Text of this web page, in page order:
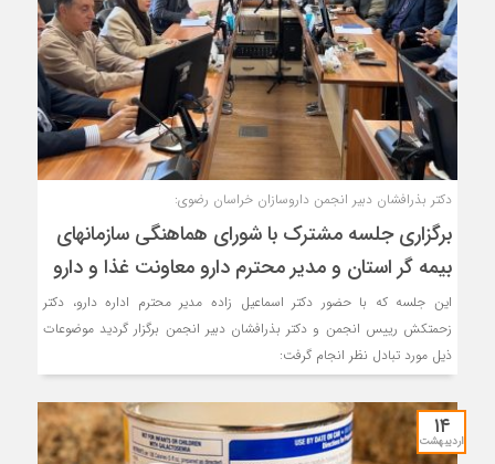
دکتر بذرافشان دبیر انجمن داروسازان خراسان رضوی:
برگزاری جلسه مشترک با شورای هماهنگی سازمانهای
بیمه گر استان و مدیر محترم دارو معاونت غذا و دارو
این جلسه که با حضور دکتر اسماعیل زاده مدیر محترم اداره دارو، دکتر
زحمتکش رییس انجمن و دکتر بذرافشان دبیر انجمن برگزار گردید موضوعات
ذیل مورد تبادل نظر انجام گرفت:
۱۴
اردیبهشت